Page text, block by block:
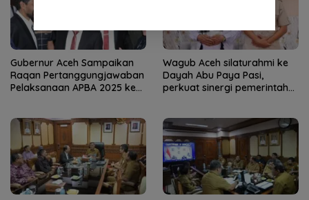
Gubernur Aceh Sampaikan
Raqan Pertanggungjawaban
Pelaksanaan APBA 2025 ke
Wagub Aceh silaturahmi ke
Dayah Abu Paya Pasi,
perkuat sinergi pemerintah